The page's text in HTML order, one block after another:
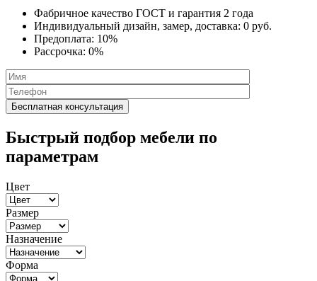
Фабричное качество ГОСТ и гарантия 2 года
Индивидуальный дизайн, замер, доставка: 0 руб.
Предоплата: 10%
Рассрочка: 0%
Быстрый подбор мебели по
параметрам
Цвет
Размер
Назначение
Форма